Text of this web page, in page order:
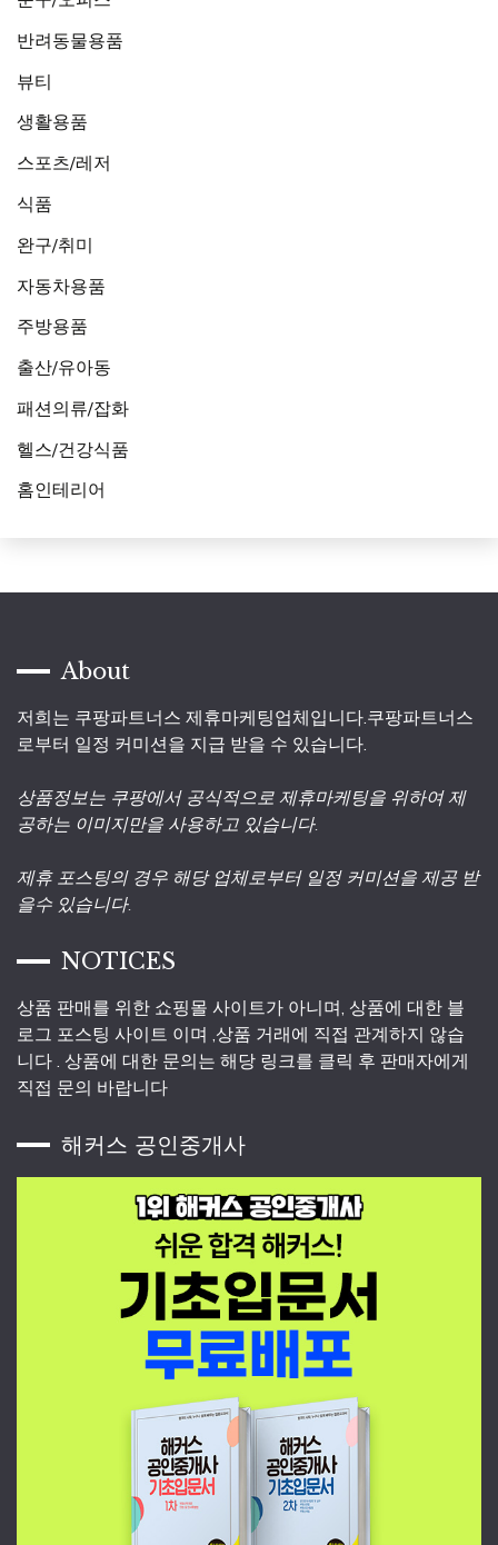
반려동물용품
뷰티
생활용품
스포츠/레저
식품
완구/취미
자동차용품
주방용품
출산/유아동
패션의류/잡화
헬스/건강식품
홈인테리어
About
저희는 쿠팡파트너스 제휴마케팅업체입니다.쿠팡파트너스
로부터 일정 커미션을 지급 받을 수 있습니다.
상품정보는 쿠팡에서 공식적으로 제휴마케팅을 위하여 제
공하는 이미지만을 사용하고 있습니다.
제휴 포스팅의 경우 해당 업체로부터 일정 커미션을 제공 받
을수 있습니다.
NOTICES
상품 판매를 위한 쇼핑몰 사이트가 아니며, 상품에 대한 블
로그 포스팅 사이트 이며 ,상품 거래에 직접 관계하지 않습
니다 . 상품에 대한 문의는 해당 링크를 클릭 후 판매자에게
직접 문의 바랍니다
해커스 공인중개사